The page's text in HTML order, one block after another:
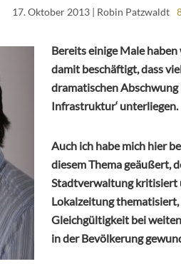
17. Oktober 2013| Robin Patzwaldt
Bereits einige Male
damit beschäftigt, dass
dramatischen Abschwung
Infrastruktur‘ unterliegen.
Auch ich habe mich hier
diesem Thema geäußert,
Stadtverwaltung kritisiert
Lokalzeitung thematisiert,
Gleichgültigkeit bei
in der Bevölkerung